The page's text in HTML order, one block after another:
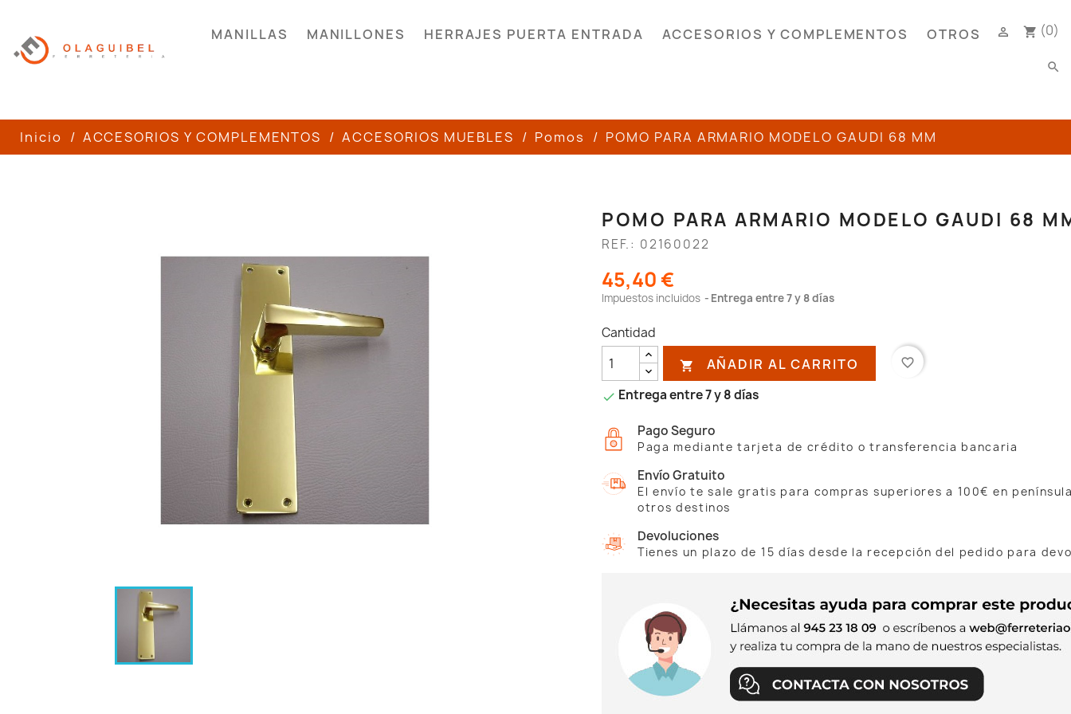
MANILLAS MANILLONES HERRAJES PUERTA ENTRADA ACCESORIOS Y COMPLEMENTOS OTROS shopping_cart (0)

search
Inicio ACCESORIOS Y COMPLEMENTOS ACCESORIOS MUEBLES Pomos POMO PARA ARMARIO MODELO GAUDI 68 MM
POMO PARA ARMARIO MODELO GAUDI 68
REF.: 02160022
45,40 €
Impuestos incluidos Entrega entre 7 y 8 días
Cantidad
 AÑADIR AL CARRITO favorite_border
 Entrega entre 7 y 8 días
Pago Seguro
Paga mediante tarjeta de crédito o transferencia bancaria
Envío Gratuito
El envío te sale gratis para compras superiores a 100€ en
otros destinos
Devoluciones
Tienes un plazo de 15 días desde la recepción del pedido para